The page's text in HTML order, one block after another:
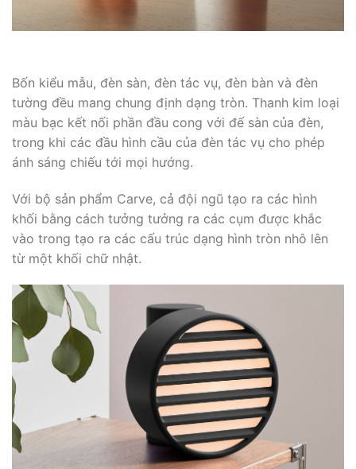
Bốn kiểu mẫu, đèn sàn, đèn tác vụ, đèn bàn và đèn
tường đều mang chung định dạng tròn. Thanh kim loại
màu bạc kết nối phần đầu cong với đế sàn của đèn,
trong khi các đầu hình cầu của đèn tác vụ cho phép
ánh sáng chiếu tới mọi hướng.
Với bộ sản phẩm Carve, cả đội ngũ tạo ra các hình
khối bằng cách tưởng tưởng ra các cụm được khắc
vào trong tạo ra các cấu trúc dạng hình tròn nhô lên
từ một khối chữ nhật.